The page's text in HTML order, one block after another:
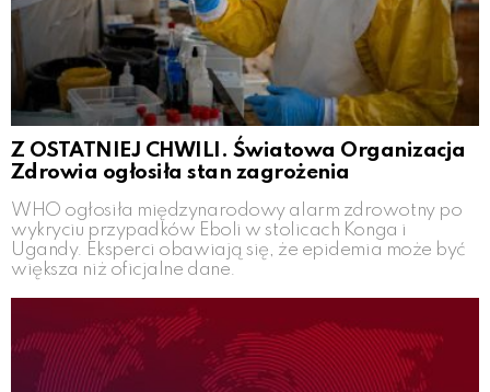
Z OSTATNIEJ CHWILI. Światowa Organizacja
Zdrowia ogłosiła stan zagrożenia
WHO ogłosiła międzynarodowy alarm zdrowotny po
wykryciu przypadków Eboli w stolicach Konga i
Ugandy. Eksperci obawiają się, że epidemia może być
większa niż oficjalne dane.